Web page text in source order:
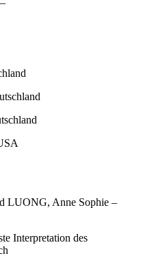
LUONG, Anne Sophie –
Interpretation des